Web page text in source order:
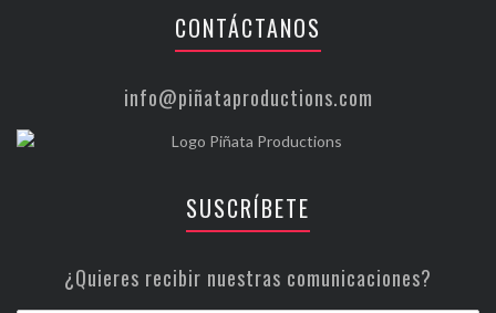
CONTÁCTANOS
info@piñataproductions.com
SUSCRÍBETE
¿Quieres recibir nuestras comunicaciones?